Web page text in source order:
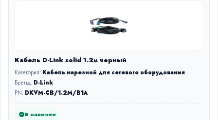
Кабель D-Link solid 1.2м черный
Категория: Кабель нарезной для сетевого оборудования
Бренд: D-Link
PN: DKVM-CB/1.2M/B1A
В наличии